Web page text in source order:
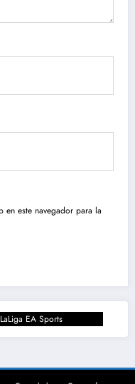
en este navegador para la
EA Sports